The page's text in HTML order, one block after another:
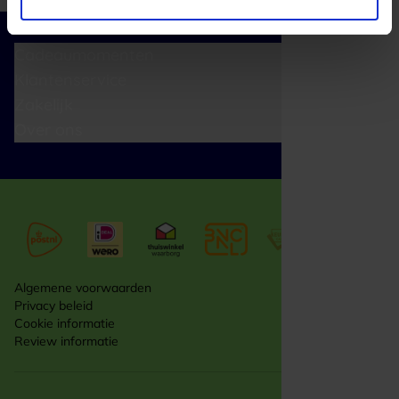
Algemene voorwaarden
Privacy beleid
Cookie informatie
Review informatie